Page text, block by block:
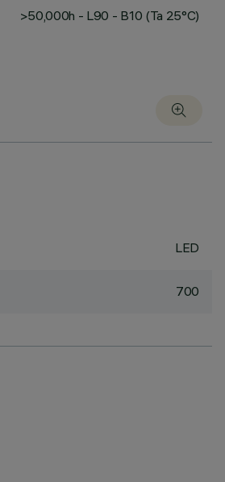
>50,000h - L90 - B10 (Ta 25°C)
LED
700